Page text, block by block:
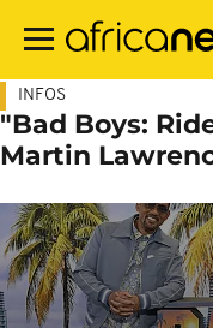
contenu
INFOS
"Bad Boys:
Martin